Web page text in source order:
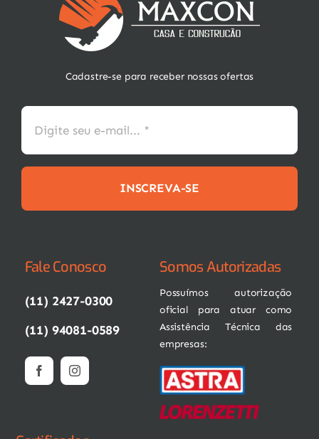
Cadastre-se para receber nossas ofertas
INSCREVA-SE
Fale Conosco
(11) 2427-0300
(11) 94081-0589
Somos Autorizadas
Possuímos autorização
oficial para atuar como
Assistência Técnica das
empresas: